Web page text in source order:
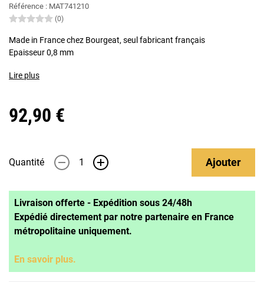
Référence : MAT741210
(0)
Made in France chez Bourgeat, seul fabricant français
Epaisseur 0,8 mm
Lire plus
92,90 €
Quantité - + Ajouter
Livraison offerte - Expédition sous 24/48h
Expédié directement par notre partenaire en France
métropolitaine uniquement.
En savoir plus.